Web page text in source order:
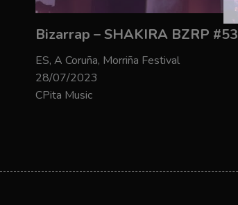
Bizarrap – SHAKIRA BZRP #53
ES, A Coruña, Morriña Festival
28/07/2023
CPita Music